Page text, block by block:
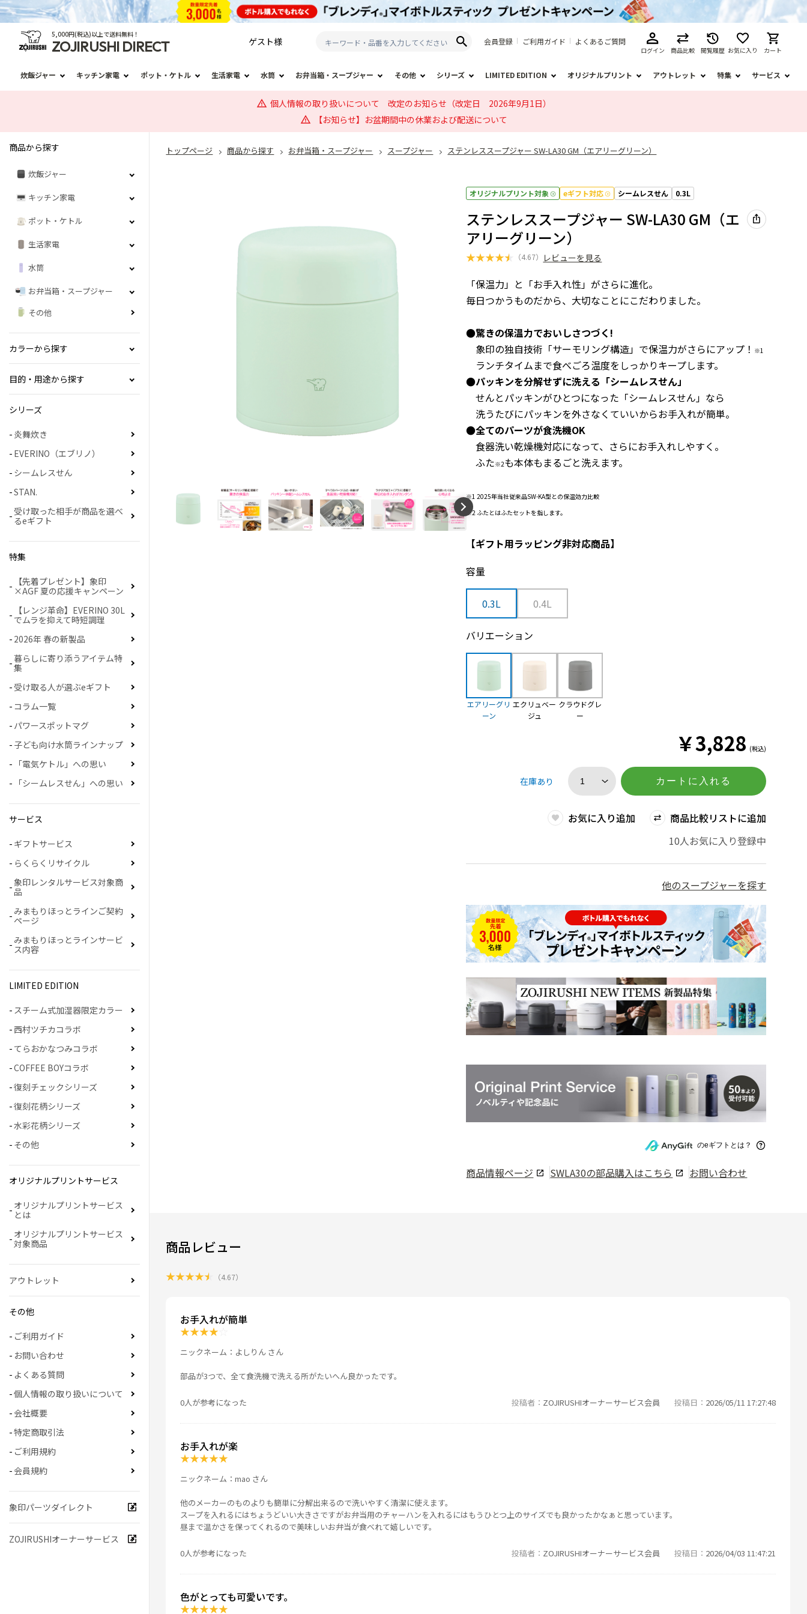
5,000円(税込)以上で送料無料！
ZOJIRUSHI DIRECT ゲスト様 会員登録 ご利用ガイド よくあるご質問
ログイン 商品比較 閲覧履歴 お気に入り カート
炊飯ジャー キッチン家電 ポット・ケトル 生活家電 水筒 お弁当箱・スープジャー その他 シリーズ LIMITED EDITION オリジナルプリント アウトレット 特集 サービス
個人情報の取り扱いについて 改定のお知らせ（改定日 2026年9月1日）
【お知らせ】お盆期間中の休業および配送について
トップページ 商品から探す お弁当箱・スープジャー スープジャー ステンレススープジャー SW-LA30 GM（エアリーグリーン）
オリジナルプリント対象 eギフト対応 シームレスせん 0.3L
ステンレススープジャー SW-LA30 GM（エ
アリーグリーン）
★★★★★ （4.67） レビューを見る
「保温力」と「お手入れ性」がさらに進化。
毎日つかうものだから、大切なことにこだわりました。
●驚きの保温力でおいしさつづく!
象印の独自技術「サーモリング構造」で保温力がさらにアップ！ ※1
ランチタイムまで食べごろ温度をしっかりキープします。
●パッキンを分解せずに洗える「シームレスせん」
せんとパッキンがひとつになった「シームレスせん」なら
洗うたびにパッキンを外さなくていいからお手入れが簡単。
●全てのパーツが食洗機OK
食器洗い乾燥機対応になって、さらにお手入れしやすく。
ふた※2も本体もまるごと洗えます。
※1 2025年当社従来品SW-KA型との保温効力比較
※2 ふたとはふたセットを指します。
【ギフト用ラッピング非対応商品】
容量
0.3L 0.4L
バリエーション
エアリーグリ
ーン
エクリュベー
ジュ
クラウドグレ
ー
￥3,828 (税込)
在庫あり カートに入れる
お気に入り追加
商品比較リストに追加
10人お気に入り登録中
他のスープジャーを探す
のeギフトとは？
商品情報ページ SWLA30の部品購入はこちら お問い合わせ
商品レビュー
★★★★★ （4.67）
お手入れが簡単
★★★★
ニックネーム：よしりん さん
部品が3つで、全て食洗機で洗える所がたいへん良かったです。
0人が参考になった 投稿者 ZOJIRUSHIオーナーサービス会員 投稿日 2026/05/11 17:27:48
お手入れが楽
★★★★★
ニックネーム：mao さん
他のメーカーのものよりも簡単に分解出来るので洗いやすく清潔に使えます。
スープを入れるにはちょうどいい大きさですがお弁当用のチャーハンを入れるにはもうひとつ上のサイズでも良かったかなぁと思っています。
昼まで温かさを保ってくれるので美味しいお弁当が食べれて嬉しいです。
0人が参考になった 投稿者 ZOJIRUSHIオーナーサービス会員 投稿日 2026/04/03 11:47:21
色がとっても可愛いです。
★★★★★
商品から探す
炊飯ジャー
キッチン家電
ポット・ケトル
生活家電
水筒
お弁当箱・スープジャー
その他
カラーから探す
目的・用途から探す
シリーズ
炎舞炊き
EVERINO（エブリノ）
シームレスせん
STAN.
受け取った相手が商品を選べ
るeギフト
特集
【先着プレゼント】象印
×AGF 夏の応援キャンペーン
【レンジ革命】EVERINO 30L
でムラを抑えて時短調理
2026年 春の新製品
暮らしに寄り添うアイテム特
集
受け取る人が選ぶeギフト
コラム一覧
パワースポットマグ
子ども向け水筒ラインナップ
「電気ケトル」への思い
「シームレスせん」への思い
サービス
ギフトサービス
らくらくリサイクル
象印レンタルサービス対象商
品
みまもりほっとラインご契約
ページ
みまもりほっとラインサービ
ス内容
LIMITED EDITION
スチーム式加湿器限定カラー
西村ツチカコラボ
てらおかなつみコラボ
COFFEE BOYコラボ
復刻チェックシリーズ
復刻花柄シリーズ
水彩花柄シリーズ
その他
オリジナルプリントサービス
オリジナルプリントサービス
とは
オリジナルプリントサービス
対象商品
アウトレット
その他
ご利用ガイド
お問い合わせ
よくある質問
個人情報の取り扱いについて
会社概要
特定商取引法
ご利用規約
会員規約
象印パーツダイレクト
ZOJIRUSHIオーナーサービス